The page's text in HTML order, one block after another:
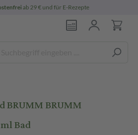
ab 29 € und für E-Rezepte
BRUMM
Bad